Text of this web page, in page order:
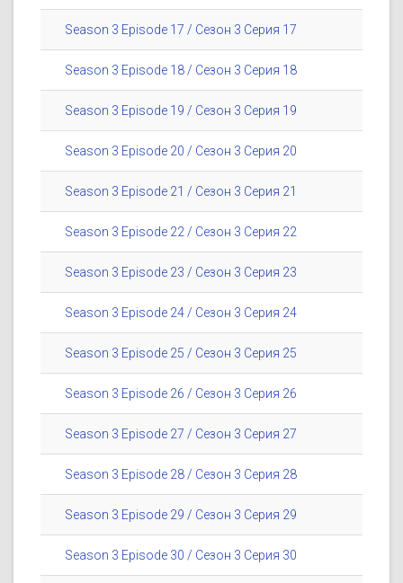
Season 3 Episode 17 / Сезон 3 Серия 17
Season 3 Episode 18 / Сезон 3 Серия 18
Season 3 Episode 19 / Сезон 3 Серия 19
Season 3 Episode 20 / Сезон 3 Серия 20
Season 3 Episode 21 / Сезон 3 Серия 21
Season 3 Episode 22 / Сезон 3 Серия 22
Season 3 Episode 23 / Сезон 3 Серия 23
Season 3 Episode 24 / Сезон 3 Серия 24
Season 3 Episode 25 / Сезон 3 Серия 25
Season 3 Episode 26 / Сезон 3 Серия 26
Season 3 Episode 27 / Сезон 3 Серия 27
Season 3 Episode 28 / Сезон 3 Серия 28
Season 3 Episode 29 / Сезон 3 Серия 29
Season 3 Episode 30 / Сезон 3 Серия 30